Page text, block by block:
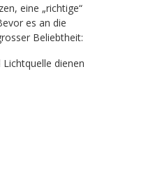
eine „richtige“
es an die
Beliebtheit:
dienen